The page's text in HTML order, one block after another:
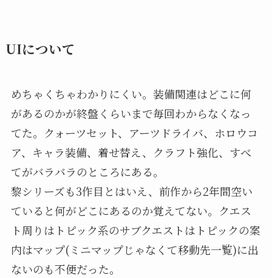
UIについて
めちゃくちゃわかりにくい。装備関連はどこに何
があるのかが終盤くらいまで毎回わからなくなっ
てた。クォーツセット、アーツドライバ、ホロウコ
ア、キャラ装備、着せ替え、クラフト強化、すべ
てがバラバラのところにある。
黎シリーズも3作目とはいえ、前作から2年間空い
ていると何がどこにあるのか覚えてない。クエス
ト周りはトピック系のサブクエストはトピックの案
内はマップ(ミニマップじゃなくて移動先一覧)に出
ないのも不便だった。